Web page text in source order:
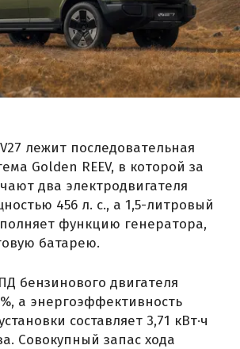
лежит последовательная
Golden REEV, в которой за
два электродвигателя
456 л. с., а 1,5-литровый
функцию генератора,
батарею.
бензинового двигателя
а энергоэффективность
составляет 3,71 кВт·ч
Совокупный запас хода